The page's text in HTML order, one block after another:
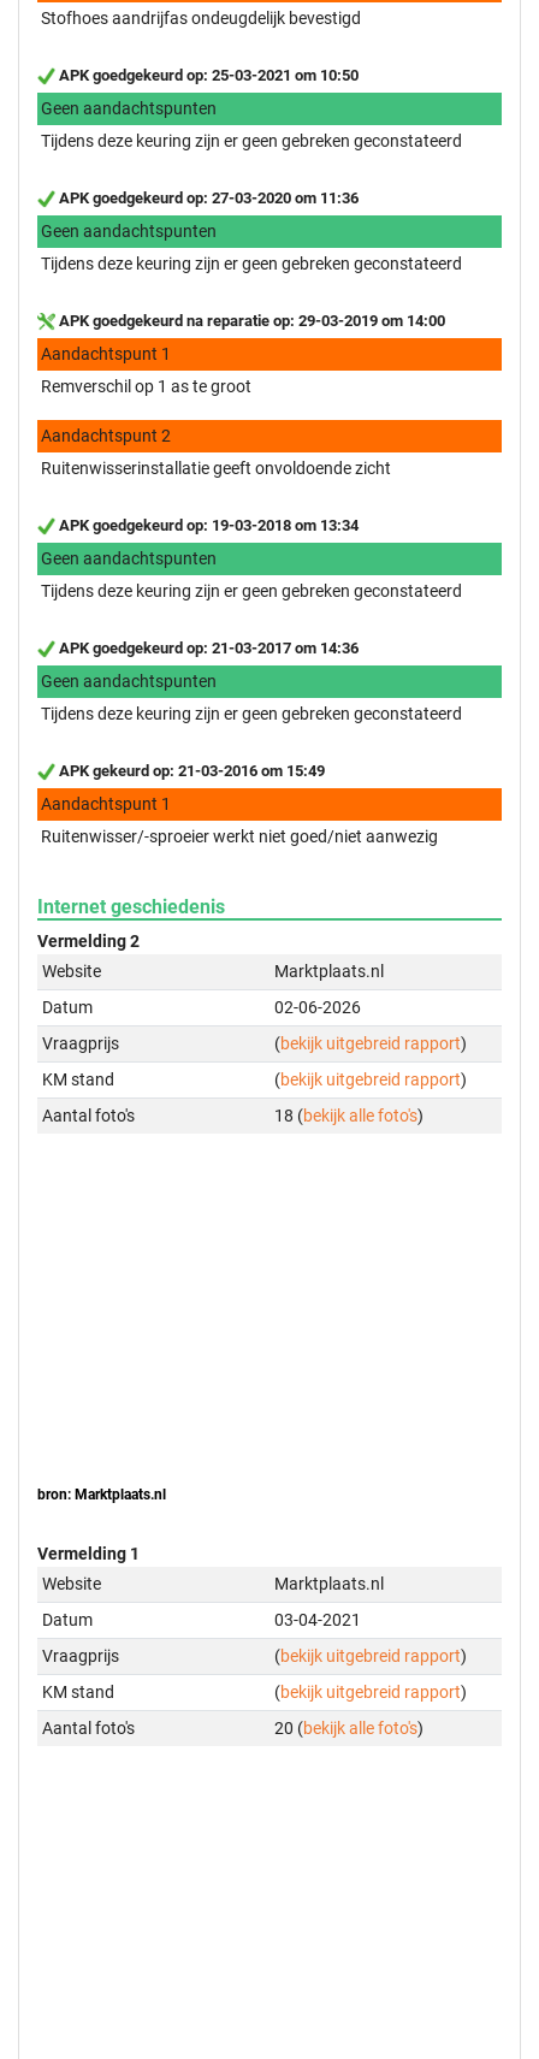
Stofhoes aandrijfas ondeugdelijk bevestigd
APK goedgekeurd op: 25-03-2021 om 10:50
Geen aandachtspunten
Tijdens deze keuring zijn er geen gebreken geconstateerd
APK goedgekeurd op: 27-03-2020 om 11:36
Geen aandachtspunten
Tijdens deze keuring zijn er geen gebreken geconstateerd
APK goedgekeurd na reparatie op: 29-03-2019 om 14:00
Aandachtspunt 1
Remverschil op 1 as te groot
Aandachtspunt 2
Ruitenwisserinstallatie geeft onvoldoende zicht
APK goedgekeurd op: 19-03-2018 om 13:34
Geen aandachtspunten
Tijdens deze keuring zijn er geen gebreken geconstateerd
APK goedgekeurd op: 21-03-2017 om 14:36
Geen aandachtspunten
Tijdens deze keuring zijn er geen gebreken geconstateerd
APK gekeurd op: 21-03-2016 om 15:49
Aandachtspunt 1
Ruitenwisser/-sproeier werkt niet goed/niet aanwezig
Internet geschiedenis
Vermelding 2
Website
Marktplaats.nl
Datum
02-06-2026
Vraagprijs
(bekijk uitgebreid rapport)
KM stand
(bekijk uitgebreid rapport)
Aantal foto's
18 (bekijk alle foto's)
bron: Marktplaats.nl
Vermelding 1
Website
Marktplaats.nl
Datum
03-04-2021
Vraagprijs
(bekijk uitgebreid rapport)
KM stand
(bekijk uitgebreid rapport)
Aantal foto's
20 (bekijk alle foto's)